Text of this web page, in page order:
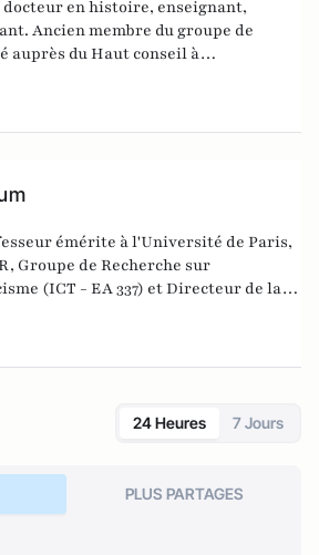
docteur en histoire, enseignant,
Ancien membre du groupe de
auprès du Haut conseil à
:
sous la direction de Guylain
émérite à l'Université de Paris,
Groupe de Recherche sur
(ICT - EA 337) et Directeur de la
eugénisme" (L'Harmattan).
24 Heures 7 Jours
PLUS PARTAGES